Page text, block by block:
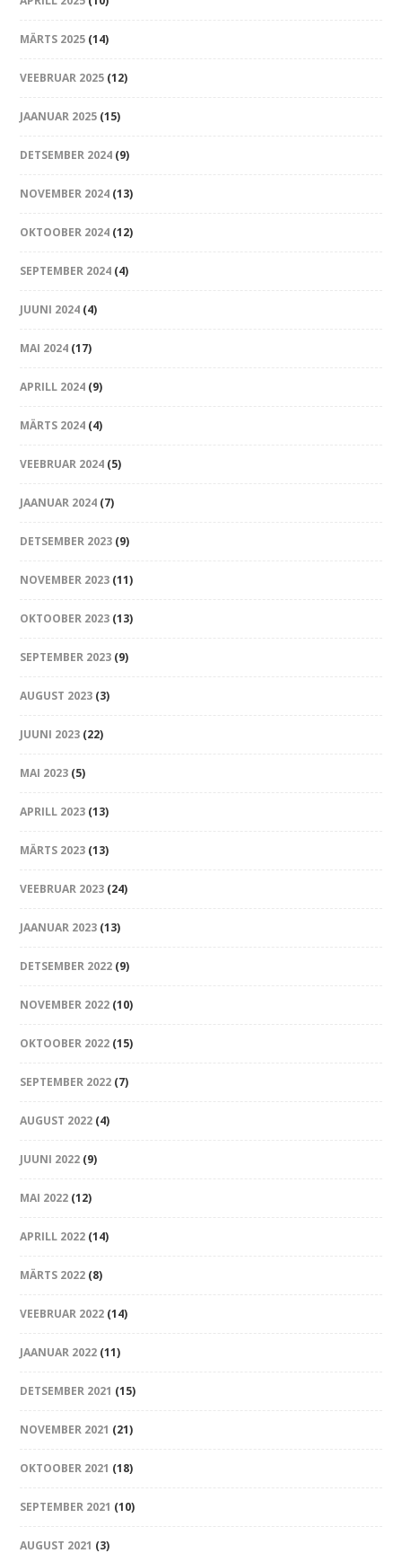
MÄRTS 2025 (14)
VEEBRUAR 2025 (12)
JAANUAR 2025 (15)
DETSEMBER 2024 (9)
NOVEMBER 2024 (13)
OKTOOBER 2024 (12)
SEPTEMBER 2024 (4)
JUUNI 2024 (4)
MAI 2024 (17)
APRILL 2024 (9)
MÄRTS 2024 (4)
VEEBRUAR 2024 (5)
JAANUAR 2024 (7)
DETSEMBER 2023 (9)
NOVEMBER 2023 (11)
OKTOOBER 2023 (13)
SEPTEMBER 2023 (9)
AUGUST 2023 (3)
JUUNI 2023 (22)
MAI 2023 (5)
APRILL 2023 (13)
MÄRTS 2023 (13)
VEEBRUAR 2023 (24)
JAANUAR 2023 (13)
DETSEMBER 2022 (9)
NOVEMBER 2022 (10)
OKTOOBER 2022 (15)
SEPTEMBER 2022 (7)
AUGUST 2022 (4)
JUUNI 2022 (9)
MAI 2022 (12)
APRILL 2022 (14)
MÄRTS 2022 (8)
VEEBRUAR 2022 (14)
JAANUAR 2022 (11)
DETSEMBER 2021 (15)
NOVEMBER 2021 (21)
OKTOOBER 2021 (18)
SEPTEMBER 2021 (10)
AUGUST 2021 (3)